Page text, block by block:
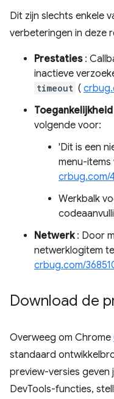
Dit zijn slechts enkele
verbeteringen in deze
Prestaties:
inactieve
timeout (
Toegankelijkheid
volgende voor:
'Dit is een
menu-
crbug.com/
Werkbalk
Netwerk: Door
netwerklogitem
crbug.com/
Download de
Overweeg om Chrome
standaard
preview-versies
DevTools-functies,